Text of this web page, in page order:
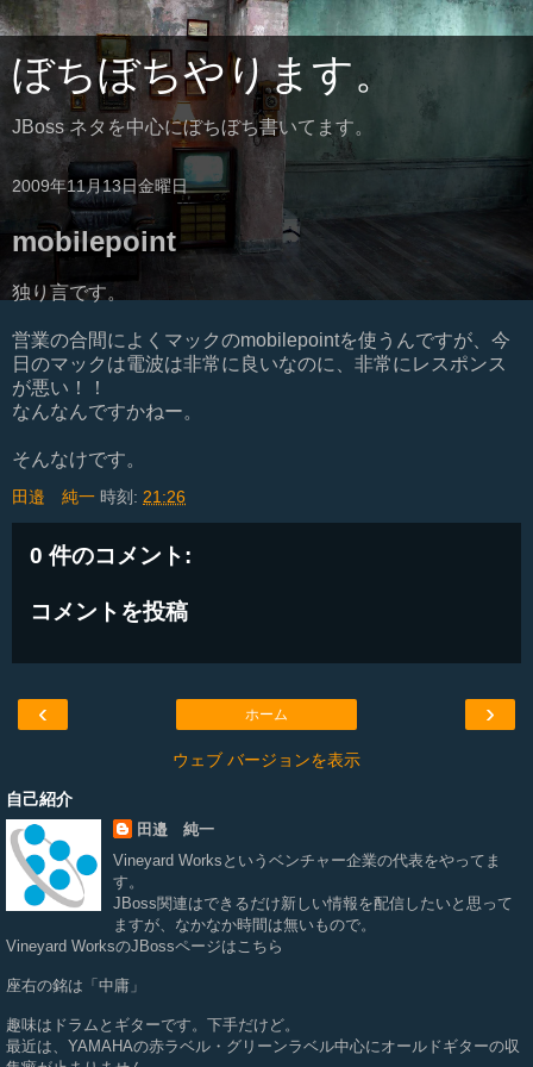
ぼちぼちやります。
JBoss ネタを中心にぼちぼち書いてます。
2009年11月13日金曜日
mobilepoint
独り言です。
営業の合間によくマックのmobilepointを使うんですが、今
日のマックは電波は非常に良いなのに、非常にレスポンス
が悪い！！
なんなんですかねー。
そんなけです。
田邉 純一 時刻: 21:26
0 件のコメント:
コメントを投稿
‹ ›
ホーム
ウェブ バージョンを表示
自己紹介
田邉 純一
Vineyard Works というベンチャー企業の代表をやってま
す。
JBoss関連はできるだけ新しい情報を配信したいと思って
ますが、なかなか時間は無いもので。
Vineyard WorksのJBossページはこちら
座右の銘は「中庸」
趣味はドラムとギターです。下手だけど。
最近は、YAMAHAの赤ラベル・グリーンラベル中心にオールドギターの収